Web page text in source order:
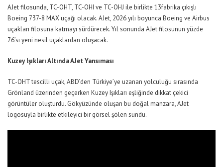
AJet filosunda, TC-OHT, TC-OHI ve TC-OHJ ile birlikte 13fabrika çıkışlı
Boeing 737-8 MAX uçağı olacak. AJet, 2026 yılı boyunca Boeing ve Airbus
uçakları filosuna katmayı sürdürecek.Yıl sonunda AJet filosunun yüzde
76’sı yeni nesil uçaklardan oluşacak.
Kuzey Işıkları Altında AJet Yansıması
TC-OHT tescilli uçak, ABD’den Türkiye’ye uzanan yolculuğu sırasında
Grönland üzerinden geçerken Kuzey Işıkları eşliğinde dikkat çekici
görüntüler oluşturdu. Gökyüzünde oluşan bu doğal manzara, AJet
logosuyla birlikte etkileyici bir görsel şölen sundu.